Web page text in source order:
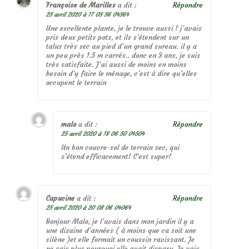
Françoise de Marilles a dit :
25 avril 2020 à 17 05 56 04564
Une excellente plante, je le trouve aussi ! j’avais
pris deux petits pots, et ils s’étendent sur un
talus très sec au pied d’un grand sureau. il y a
un peu près 1.5 m carrés.. donc en 3 ans, je suis
très satisfaite. J’ai aussi de moins en moins
besoin d’y faire le ménage, c’est à dire qu’elles
occupent le terrain
Répondre
malo a dit :
25 avril 2020 à 18 06 50 04504
Un bon couvre-sol de terrain sec, qui
s’étend efficacement! C’est super!
Répondre
Capucine a dit :
25 avril 2020 à 20 08 06 04064
Bonjour Malo, je l’avais dans mon jardin il y a
une dizaine d’années ( à moins que ca soit une
silène )et elle formait un coussin ravissant. Je
Répondre